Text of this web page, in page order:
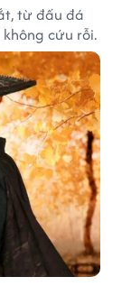
từ đấu đá
cứu rỗi.